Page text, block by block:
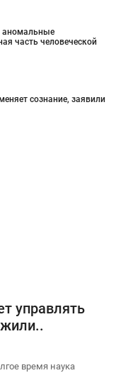
аномальные
часть человеческой
сознание, заявили
управлять
время наука